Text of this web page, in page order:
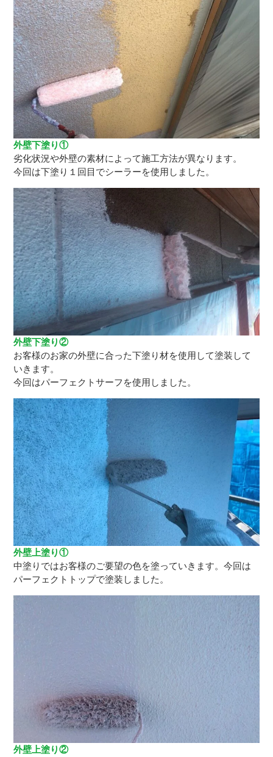
外壁下塗り①
劣化状況や外壁の素材によって施工方法が異なります。
今回は下塗り１回目でシーラーを使用しました。
外壁下塗り②
お客様のお家の外壁に合った下塗り材を使用して塗装して
いきます。
今回はパーフェクトサーフを使用しました。
外壁上塗り①
中塗りではお客様のご要望の色を塗っていきます。今回は
パーフェクトトップで塗装しました。
外壁上塗り②